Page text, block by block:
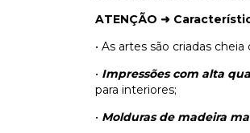
ATENÇÃO ➜
• As artes são criadas
• Impressões com alta
para interiores;
• Molduras de madeira